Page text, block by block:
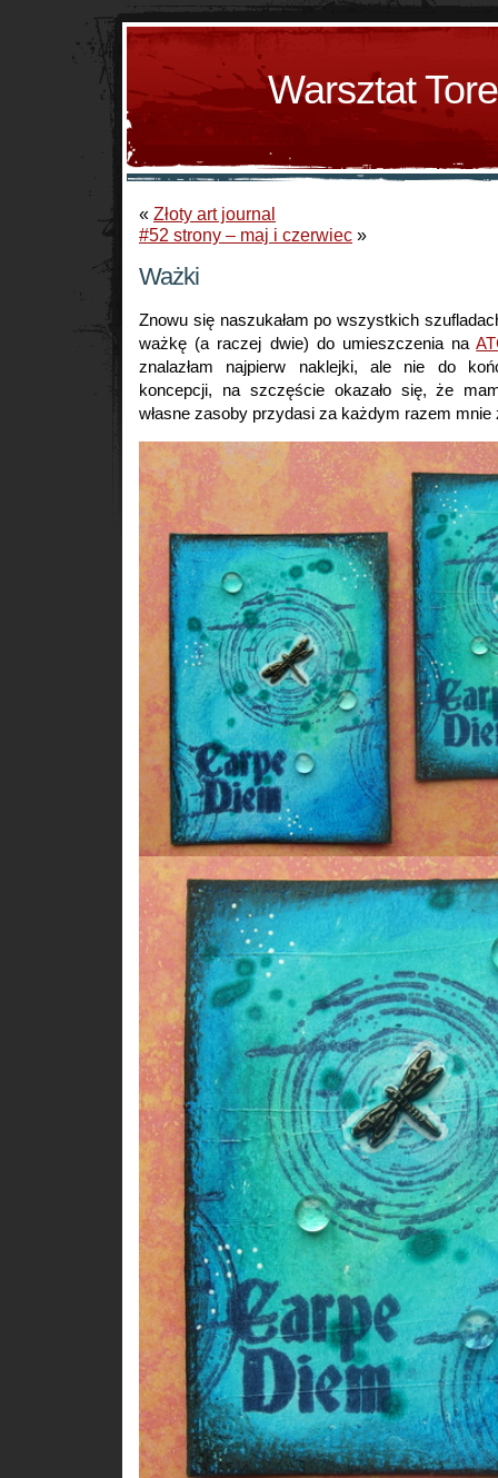
Warsztat
« Złoty art journal
#52 strony – maj i czerwiec »
Ważki
Znowu się naszukałam po wszystkich
ważkę (a raczej dwie) do umieszczenia na
znalazłam najpierw naklejki, ale nie do
koncepcji, na szczęście okazało się, że
własne zasoby przydasi za każdym razem